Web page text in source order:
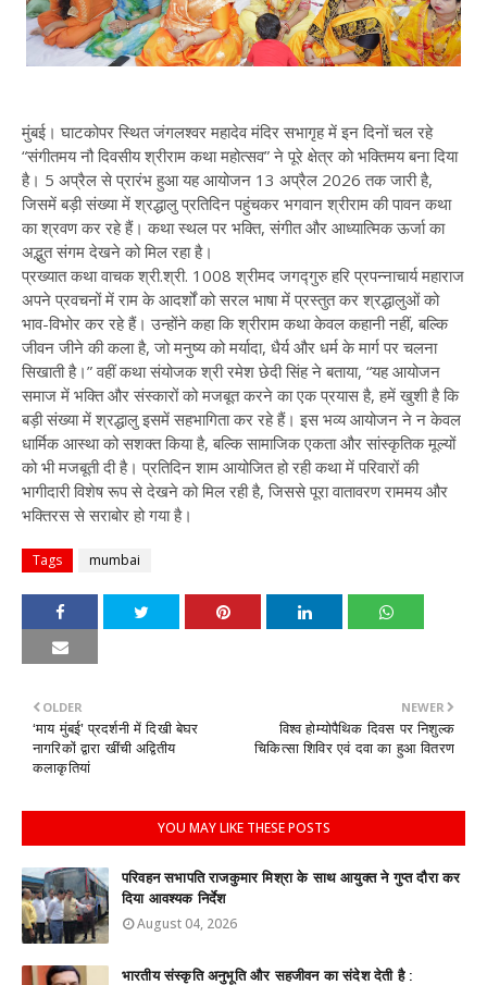
मुंबई। घाटकोपर स्थित जंगलश्वर महादेव मंदिर सभागृह में इन दिनों चल रहे
“संगीतमय नौ दिवसीय श्रीराम कथा महोत्सव” ने पूरे क्षेत्र को भक्तिमय बना दिया
है। 5 अप्रैल से प्रारंभ हुआ यह आयोजन 13 अप्रैल 2026 तक जारी है,
जिसमें बड़ी संख्या में श्रद्धालु प्रतिदिन पहुंचकर भगवान श्रीराम की पावन कथा
का श्रवण कर रहे हैं। कथा स्थल पर भक्ति, संगीत और आध्यात्मिक ऊर्जा का
अद्भुत संगम देखने को मिल रहा है।
प्रख्यात कथा वाचक श्री.श्री. 1008 श्रीमद जगद्गुरु हरि प्रपन्नाचार्य महाराज
अपने प्रवचनों में राम के आदर्शों को सरल भाषा में प्रस्तुत कर श्रद्धालुओं को
भाव-विभोर कर रहे हैं। उन्होंने कहा कि श्रीराम कथा केवल कहानी नहीं, बल्कि
जीवन जीने की कला है, जो मनुष्य को मर्यादा, धैर्य और धर्म के मार्ग पर चलना
सिखाती है।” वहीं कथा संयोजक श्री रमेश छेदी सिंह ने बताया, “यह आयोजन
समाज में भक्ति और संस्कारों को मजबूत करने का एक प्रयास है, हमें खुशी है कि
बड़ी संख्या में श्रद्धालु इसमें सहभागिता कर रहे हैं। इस भव्य आयोजन ने न केवल
धार्मिक आस्था को सशक्त किया है, बल्कि सामाजिक एकता और सांस्कृतिक मूल्यों
को भी मजबूती दी है। प्रतिदिन शाम आयोजित हो रही कथा में परिवारों की
भागीदारी विशेष रूप से देखने को मिल रही है, जिससे पूरा वातावरण राममय और
भक्तिरस से सराबोर हो गया है।
Tags mumbai
NEWER
विश्व होम्योपैथिक दिवस पर निशुल्क
चिकित्सा शिविर एवं दवा का हुआ वितरण
OLDER
‘माय मुंबई’ प्रदर्शनी में दिखी बेघर
नागरिकों द्वारा खींची अद्वितीय
कलाकृतियां
YOU MAY LIKE THESE POSTS
परिवहन सभापति राजकुमार मिश्रा के साथ आयुक्त ने गुप्त दौरा कर
दिया आवश्यक निर्देश
August 04, 2026
भारतीय संस्कृति अनुभूति और सहजीवन का संदेश देती है :